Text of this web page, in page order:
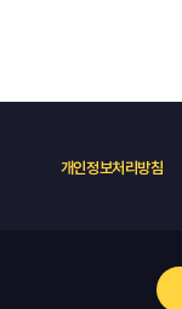
개인정보처리방침